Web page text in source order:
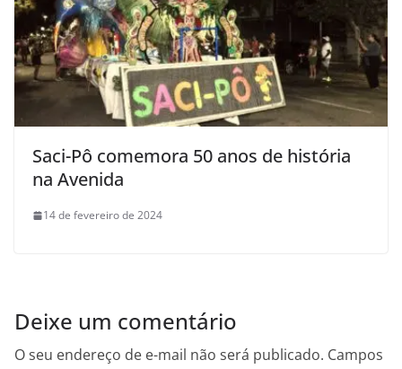
Saci-Pô comemora 50 anos de história
na Avenida
14 de fevereiro de 2024
Deixe um comentário
O seu endereço de e-mail não será publicado. Campos